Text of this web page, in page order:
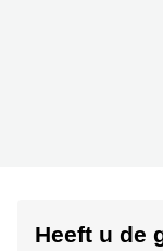
Heeft u de